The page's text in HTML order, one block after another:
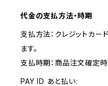
代金の支払方法・時期
支払方法：クレジットカー
ます。
支払時期：商品注文確定
PAY ID あと払い: